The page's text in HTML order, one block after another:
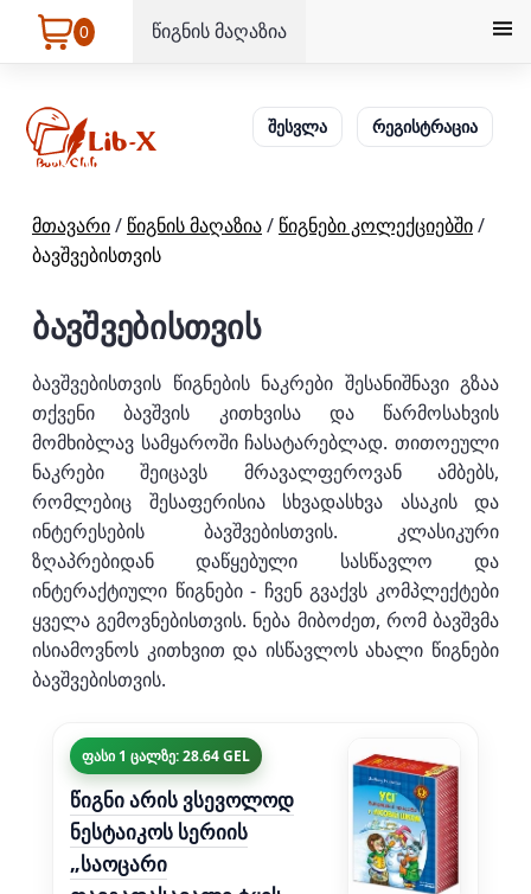
0 წიგნის მაღაზია
შესვლა რეგისტრაცია
მთავარი/ წიგნის მაღაზია/ წიგნები კოლექციებში/
ბავშვებისთვის
ბავშვებისთვის
ბავშვებისთვის წიგნების ნაკრები შესანიშნავი გზაა
თქვენი ბავშვის კითხვისა და წარმოსახვის
მომხიბლავ სამყაროში ჩასატარებლად. თითოეული
ნაკრები შეიცავს მრავალფეროვან ამბებს,
რომლებიც შესაფერისია სხვადასხვა ასაკის და
ინტერესების ბავშვებისთვის. კლასიკური
ზღაპრებიდან დაწყებული სასწავლო და
ინტერაქტიული წიგნები - ჩვენ გვაქვს კომპლექტები
ყველა გემოვნებისთვის. ნება მიბოძეთ, რომ ბავშვმა
ისიამოვნოს კითხვით და ისწავლოს ახალი წიგნები
ბავშვებისთვის.
ფასი 1 ცალზე: 28.64 GEL
წიგნი არის ვსევოლოდ
ნესტაიკოს სერიის
„საოცარი